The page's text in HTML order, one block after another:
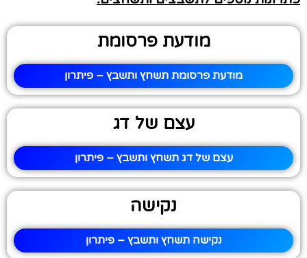
מודעת פרסומת
מודעת פרסומת תשחץ ותשבץ – פיתרון
עצם של דג
עצם של דג תשחץ ותשבץ – פיתרון
נקישה
נקישה תשחץ ותשבץ – פיתרון